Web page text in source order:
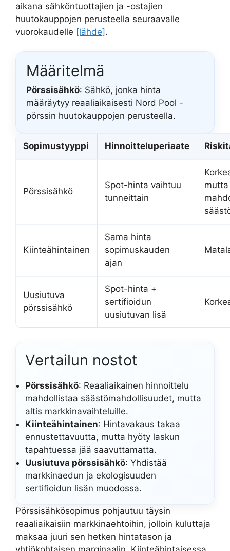
aikana sähköntuottajien ja -ostajien
huutokauppojen perusteella seuraavalle
vuorokaudelle [lähde].
Määritelmä
Pörssisähkö: Sähkö, jonka hinta
määräytyy reaaliaikaisesti Nord Pool -
pörssin huutokauppojen perusteella.
Sopimustyyppi Hinnoitteluperiaate
Pörssisähkö
Spot-hinta vaihtuu
tunneittain
mutta
Kiinteähintainen
Sama hinta
sopimuskauden
ajan
Uusiutuva
pörssisähkö
Spot-hinta +
sertifioidun
uusiutuvan lisä
Vertailun nostot
Pörssisähkö: Reaaliaikainen hinnoittelu
mahdollistaa säästömahdollisuudet, mutta
altis markkinavaihteluille.
Kiinteähintainen: Hintavakaus takaa
ennustettavuutta, mutta hyöty laskun
tapahtuessa jää saavuttamatta.
Uusiutuva pörssisähkö: Yhdistää
markkinaedun ja ekologisuuden
sertifioidun lisän muodossa.
Pörssisähkösopimus pohjautuu täysin
reaaliaikaisiin markkinaehtoihin, jolloin kuluttaja
maksaa juuri sen hetken hintatason ja